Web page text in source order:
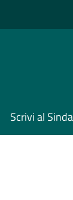
Scrivi al